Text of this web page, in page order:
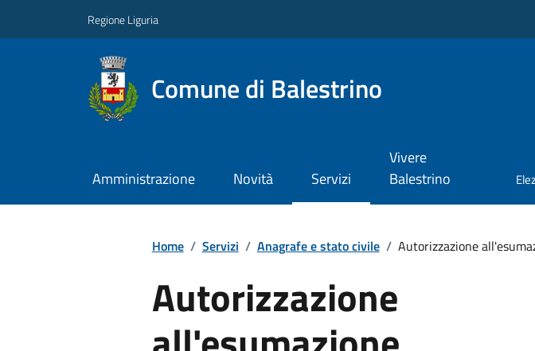
Regione Liguria
Comune di Balestrino
Amministrazione Novità Servizi
Vivere
Balestrino
Home / Servizi / Anagrafe e stato civile / Autorizzazione
Autorizzazione